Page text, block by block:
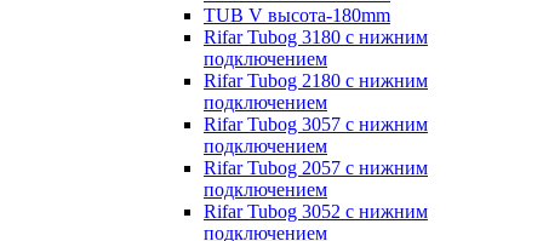
TUB V высота-180mm
Rifar Tubog 3180 с нижним
подключением
Rifar Tubog 2180 с нижним
подключением
Rifar Tubog 3057 с нижним
подключением
Rifar Tubog 2057 с нижним
подключением
Rifar Tubog 3052 с нижним
подключением